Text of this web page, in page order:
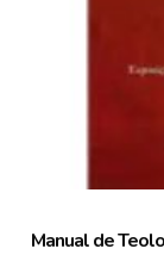
Manual de